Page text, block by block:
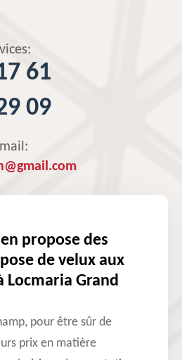
61
09
propose des
de velux aux
Locmaria Grand
pour être sûr de
prix en matière